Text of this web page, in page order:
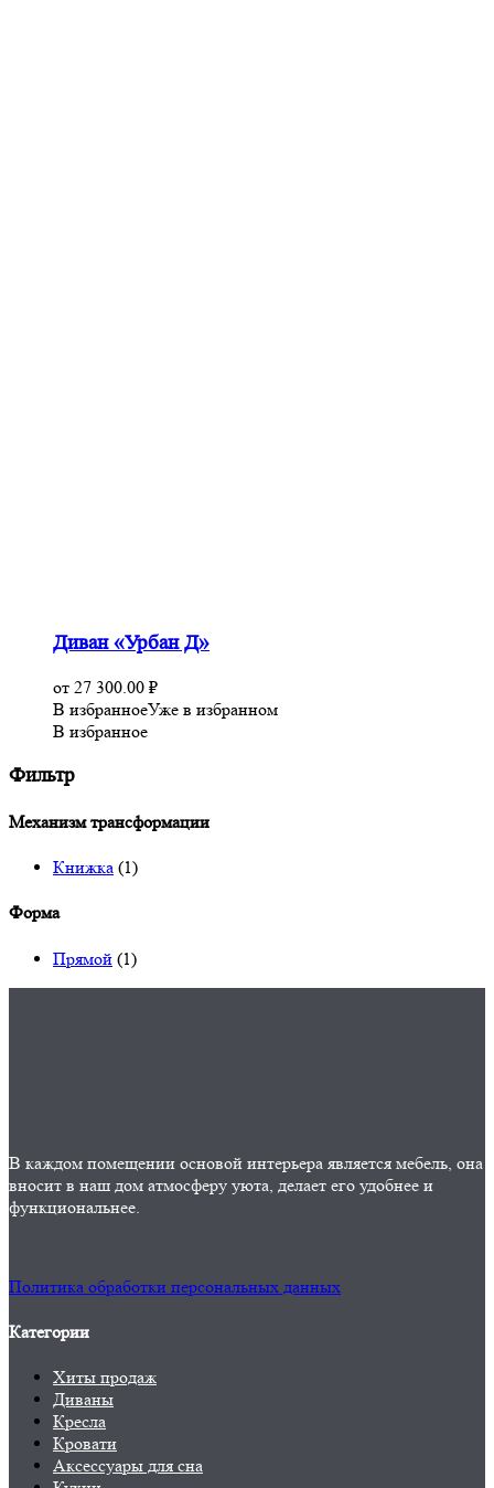
Диван «Урбан Д»
от 27 300.00 ₽
В избранноеУже в избранном
В избранное
Фильтр
Механизм трансформации
Книжка (1)
Форма
Прямой (1)
В каждом помещении основой интерьера является мебель, она
вносит в наш дом атмосферу уюта, делает его удобнее и
функциональнее.
Политика обработки персональных данных
Категории
Хиты продаж
Диваны
Кресла
Кровати
Аксессуары для сна